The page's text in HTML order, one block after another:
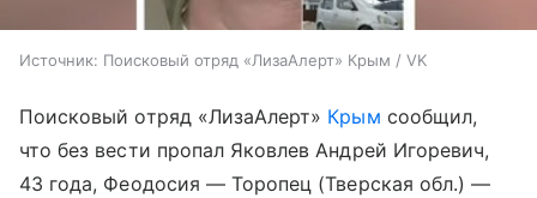
Источник: Поисковый отряд «ЛизаАлерт» Крым / VK
Поисковый отряд «ЛизаАлерт» Крым сообщил,
что без вести пропал Яковлев Андрей Игоревич,
43 года, Феодосия — Торопец (Тверская обл.) —